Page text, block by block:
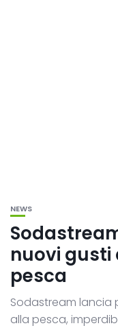
NEWS
nuovi gusti
pesca
Sodastream lancia
alla pesca,